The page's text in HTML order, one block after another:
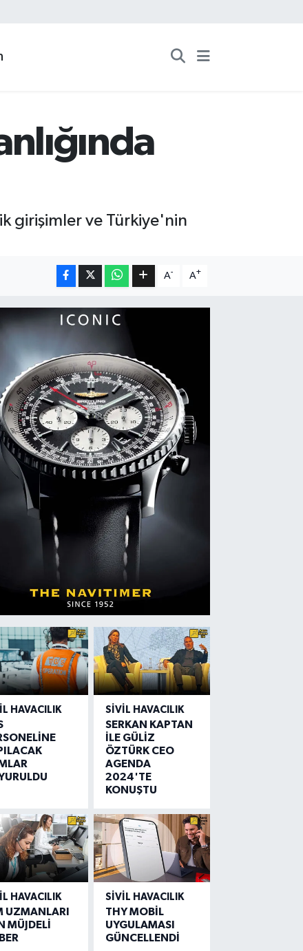
girişimler ve Türkiye'nin
A- A+
HAVACILIK SIVIL HAVACILIK
SERKAN KAPTAN
İLE GÜLİZ
ÖZTÜRK CEO
AGENDA
2024'TE
KONUŞTU
HAVACILIK
UZMANLARI
MÜJDELİ
SIVIL HAVACILIK
THY MOBİL
UYGULAMASI
GÜNCELLENDİ